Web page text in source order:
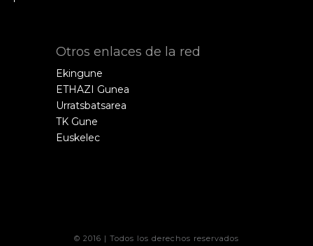
Otros enlaces de la red
Ekingune
ETHAZI Gunea
Urratsbatsarea
TK Gune
Euskelec
© 2016 | Todos los derechos reservados